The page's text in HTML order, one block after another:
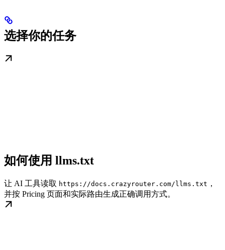
选择你的任务
如何使用 llms.txt
让 AI 工具读取 https://docs.crazyrouter.com/llms.txt ，
并按 Pricing 页面和实际路由生成正确调用方式。